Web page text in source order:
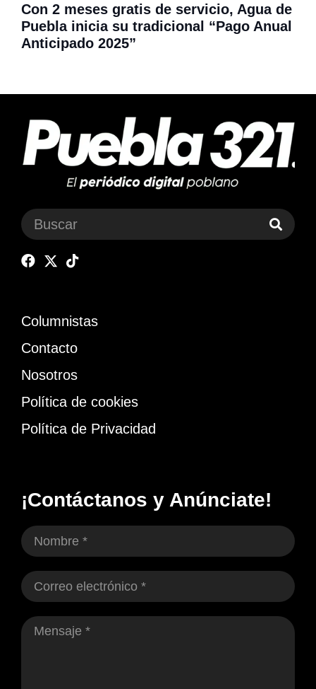
Con 2 meses gratis de servicio, Agua de
Puebla inicia su tradicional “Pago Anual
Anticipado 2025”
Columnistas
Contacto
Nosotros
Política de cookies
Política de Privacidad
¡Contáctanos y Anúnciate!